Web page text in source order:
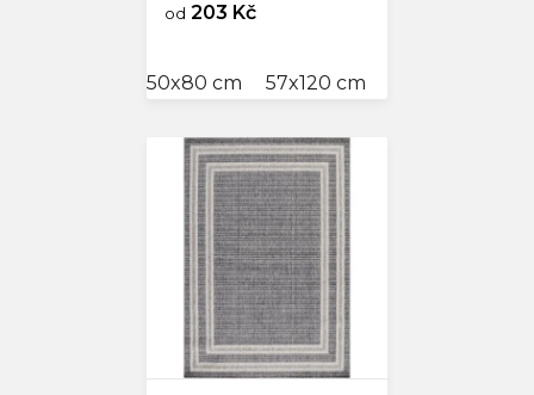
od 203 Kč
50x80 cm 57x120 cm